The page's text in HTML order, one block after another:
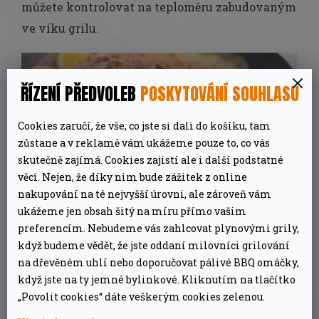
ŘÍZENÍ PŘEDVOLEB POSKYTOVÁNÍ SOUHLASU
Cookies zaručí, že vše, co jste si dali do košíku, tam
zůstane a v reklamě vám ukážeme pouze to, co vás
skutečně zajímá. Cookies zajistí ale i další podstatné
věci. Nejen, že díky nim bude zážitek z online
nakupování na té nejvyšší úrovni, ale zároveň vám
ukážeme jen obsah šitý na míru přímo vašim
preferencím. Nebudeme vás zahlcovat plynovými grily,
když budeme vědět, že jste oddaní milovníci grilování
na dřevěném uhlí nebo doporučovat pálivé BBQ omáčky,
když jste na ty jemné bylinkové. Kliknutím na tlačítko
„Povolit cookies“ dáte veškerým cookies zelenou.
můžete kontrolovat na teploměru zabudovaným
ve víku grilu.
Shořelé pelety odpadávají do popelníku, nad
kterým je položené krycí víko s regulátorem
přívodu vzduchu a plamenů , které slouží pro
regulaci žáru u přímého i nepřímého grilování a
současně odvádí tuk do sběrného kyblíku.
Ovládací panel na násypce slouží ke spuštění